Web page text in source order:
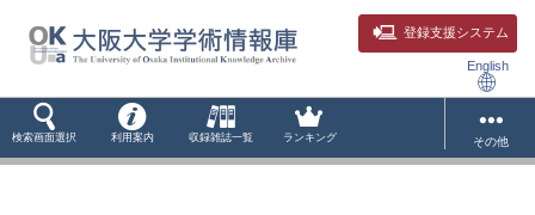
登録支援システム
English
検索画面選択 利用案内 収録雑誌一覧 ランキング その他